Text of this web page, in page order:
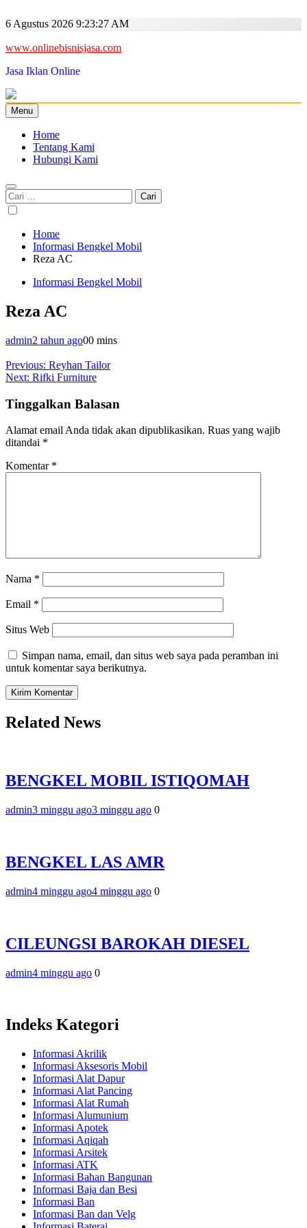
to
6 Agustus 2026 9:23:28 AM
www.onlinebisnisjasa.com
Jasa Iklan Online
Menu
Home
Tentang Kami
Hubungi Kami
Cari
untuk:
Home
Informasi Bengkel Mobil
Reza AC
Informasi Bengkel Mobil
Reza AC
admin2 tahun ago00 mins
Navigasi
pos
Previous: Reyhan Tailor
Next: Rifki Furniture
Tinggalkan Balasan
Alamat email Anda tidak akan dipublikasikan. Ruas yang wajib
ditandai *
Komentar *
Nama *
Email *
Situs Web
Simpan nama, email, dan situs web saya pada peramban ini
untuk komentar saya berikutnya.
Related News
BENGKEL MOBIL ISTIQOMAH
admin3 minggu ago3 minggu ago 0
BENGKEL LAS AMR
admin4 minggu ago4 minggu ago 0
CILEUNGSI BAROKAH DIESEL
admin4 minggu ago 0
Indeks Kategori
Informasi Akrilik
Informasi Aksesoris Mobil
Informasi Alat Dapur
Informasi Alat Pancing
Informasi Alat Rumah
Informasi Alumunium
Informasi Apotek
Informasi Aqiqah
Informasi Arsitek
Informasi ATK
Informasi Bahan Bangunan
Informasi Baja dan Besi
Informasi Ban
Informasi Ban dan Velg